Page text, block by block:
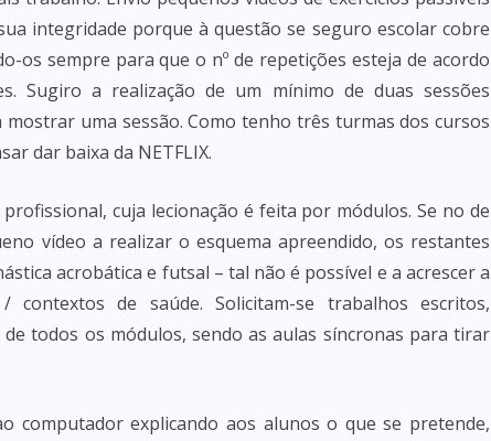
integridade porque à questão se seguro escolar cobre
os sempre para que o nº de repetições esteja de acordo
Sugiro a realização de um mínimo de duas sessões
uma sessão. Como tenho três turmas dos cursos
dar baixa da NETFLIX.
cuja lecionação é feita por módulos. Se no de
vídeo a realizar o esquema apreendido, os restantes
acrobática e futsal – tal não é possível e a acrescer a
de saúde. Solicitam-se trabalhos escritos,
todos os módulos, sendo as aulas síncronas para tirar
computador explicando aos alunos o que se pretende,